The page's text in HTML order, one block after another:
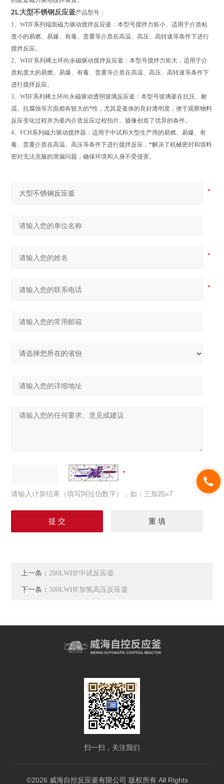
2L大型不锈钢反应釜产品型号：
1、WDF系列端面磁力驱动搅拌反应釜：本型号搅拌力矩小、适用于介质粘
度小的易燃、易爆、有毒、贵重等介质在高温、高压、高转速等条件下进行
搅拌反应。
2、WHF系列稀土环向永磁驱动搅拌反应釜：本型号搅拌力矩大，适用于介
质粘度大的易燃、易爆、有毒、贵重等介质在高温、高压、高转速等条件下
进行搅拌反应。
3、WBF系列稀土环向永磁驱动透明玻璃反应釜：本型号玻璃釜在抗压、耐
温、抗腐蚀等方面都有较大的*性，尤其是釜体的良好透明度，便于观察物料
反应变化过程并为釜内介质反应过程拍片、摄像创造了优异的条件。
4、FCH系列磁力驱动搅拌器：适用于中试和大型生产用的易燃、易爆、有
毒、贵重介质在高温、高压等条件下进行搅拌反应，*解决了机械密封和填料
密封无法克服的泄漏问题，确保环境和人身不受侵害。
请输入计算结果（填写阿拉伯数字），如：三加四=7
上一条： 200LWHF中试反应釜
下一条： 500LWHF加氢高压反应釜
扫一扫，关注我们
©2026 威海自控反应釜有限公司 版权所有 All Rights